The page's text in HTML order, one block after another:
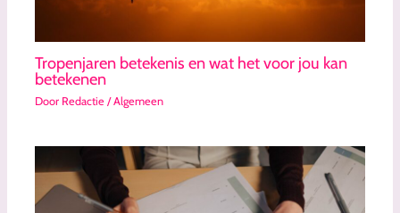
Tropenjaren betekenis en wat het voor jou kan
betekenen
Door Redactie/Algemeen